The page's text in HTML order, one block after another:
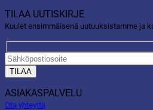
TILAA UUTISKIRJE
Kuulet ensimmäisenä uutuuksistamme ja
ASIAKASPALVELU
Ota yhteyttä